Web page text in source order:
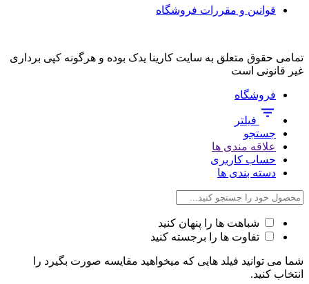
قوانین و مقررات فروشگاه
تمامی حقوق متعلق به سایت کارینا یدک بوده و هرگونه کپی برداری
غیر قانونی است
فروشگاه
فیلتر
جستجو
علاقه مندی ها
حساب کاربری
دسته بندی ها
شباهت ها را پنهان کنید
تفاوت ها را برجسته کنید
شما می توانید فیلد هایی که میخواهید مقایسه صورت بگیرد را
انتخاب کنید.